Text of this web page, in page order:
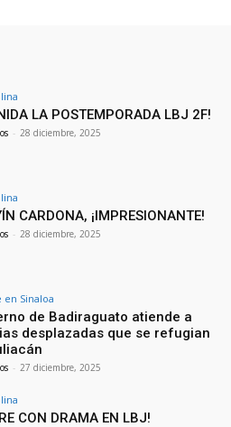
LA POSTEMPORADA LBJ 2F!
- 28 diciembre, 2025
CARDONA, ¡IMPRESIONANTE!
- 28 diciembre, 2025
en Sinaloa
de Badiraguato atiende a
desplazadas que se refugian
- 27 diciembre, 2025
CON DRAMA EN LBJ!